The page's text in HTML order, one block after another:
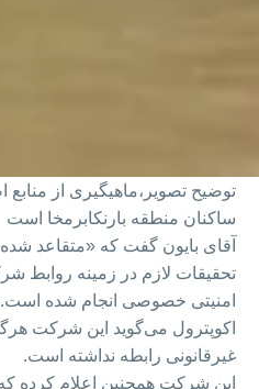
توضیح تصویر،ماهیگیری از
ساکنان منطقه بارنکابرمخا است
آقای بایون گفت که «متقاعد
تحقیقات لازم در زمینه روابط
امنیتی خصوصی انجام شده
اکوپترول می‌گوید این شرکت
غیرقانونی رابطه نداشته است.
این شرکت همچنین اعلام کرده